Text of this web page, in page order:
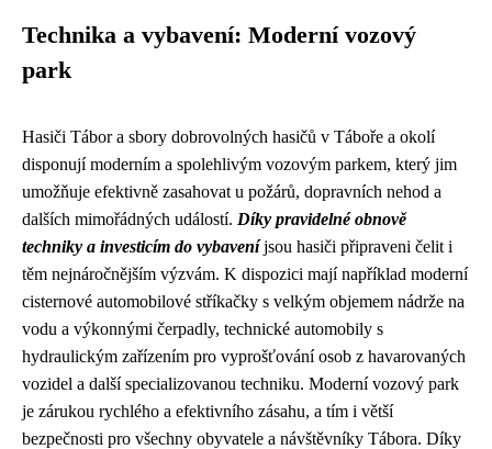
Technika a vybavení: Moderní vozový
park
Hasiči Tábor a sbory dobrovolných hasičů v Táboře a okolí
disponují moderním a spolehlivým vozovým parkem, který jim
umožňuje efektivně zasahovat u požárů, dopravních nehod a
dalších mimořádných událostí. Díky pravidelné obnově
techniky a investicím do vybaveníjsou hasiči připraveni čelit i
těm nejnáročnějším výzvám. K dispozici mají například moderní
cisternové automobilové stříkačky s velkým objemem nádrže na
vodu a výkonnými čerpadly, technické automobily s
hydraulickým zařízením pro vyprošťování osob z havarovaných
vozidel a další specializovanou techniku. Moderní vozový park
je zárukou rychlého a efektivního zásahu, a tím i větší
bezpečnosti pro všechny obyvatele a návštěvníky Tábora. Díky